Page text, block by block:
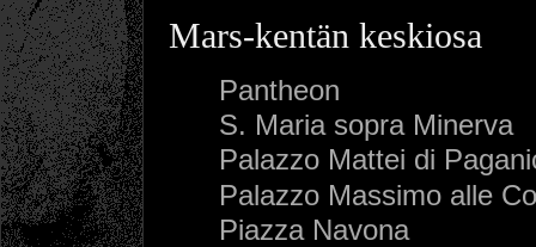
Mars-kentän keskiosa
Pantheon
S. Maria sopra Minerva
Palazzo Mattei di
Palazzo Massimo alle
Piazza Navona